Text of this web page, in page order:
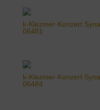
k-Klezmer-Konzert
06481
k-Klezmer-Konzert
06484